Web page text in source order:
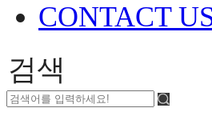
CONTACT
검색